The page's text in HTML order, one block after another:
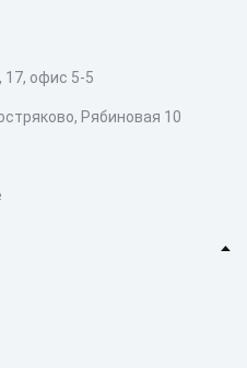
17, офис 5-5
Рябиновая 10